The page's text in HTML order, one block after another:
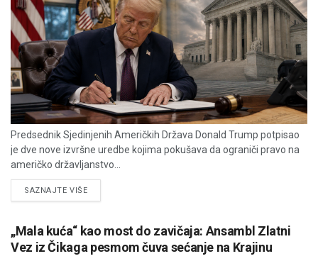
Predsednik Sjedinjenih Američkih Država Donald Trump potpisao
je dve nove izvršne uredbe kojima pokušava da ograniči pravo na
američko državljanstvo...
SAZNAJTE VIŠEDETAILS
„Mala kuća“ kao most do zavičaja: Ansambl Zlatni
Vez iz Čikaga pesmom čuva sećanje na Krajinu